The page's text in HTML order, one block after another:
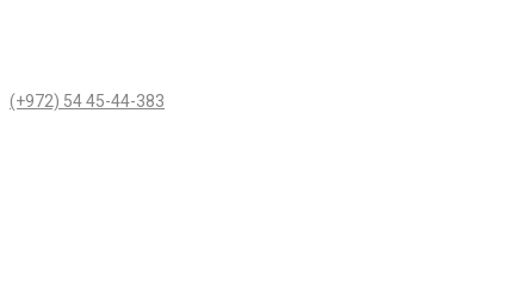
(+972) 54 45-44-383